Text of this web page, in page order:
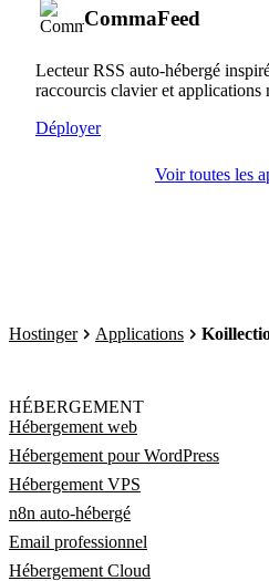
CommaFeed
Lecteur RSS auto-hébergé
raccourcis clavier et applications
Déployer
Voir toutes les
Hostinger Applications
HÉBERGEMENT
Hébergement web
Hébergement pour WordPress
Hébergement VPS
n8n auto-hébergé
Email professionnel
Hébergement Cloud